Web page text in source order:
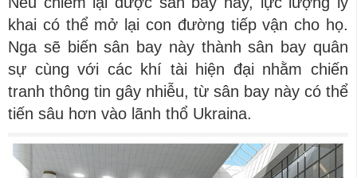
khai có thể mở lại con đường tiếp vận cho họ.
Nga sẽ biến sân bay này thành sân bay quân
sự cùng với các khí tài hiện đại nhằm chiến
tranh thông tin gây nhiễu, từ sân bay này có thể
tiến sâu hơn vào lãnh thổ Ukraina.